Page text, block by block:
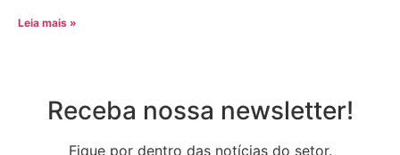
Leia mais »
Receba nossa newsletter!
Fique por dentro das notícias do setor.